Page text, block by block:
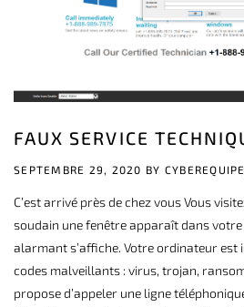
FAUX SERVICE
SEPTEMBRE 29, 2020 BY
C’est arrivé près de chez vous Vous
soudain une fenêtre apparaît dans votre
alarmant s’affiche. Votre ordinateur est
codes malveillants : virus, trojan,
propose d’appeler une ligne